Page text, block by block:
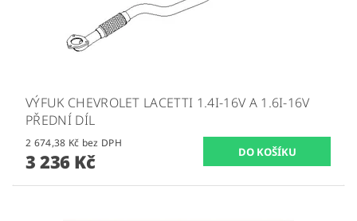
VÝFUK CHEVROLET LACETTI 1.4I-16V A 1.6I-16V
PŘEDNÍ DÍL
2 674,38 Kč bez DPH
3 236 Kč